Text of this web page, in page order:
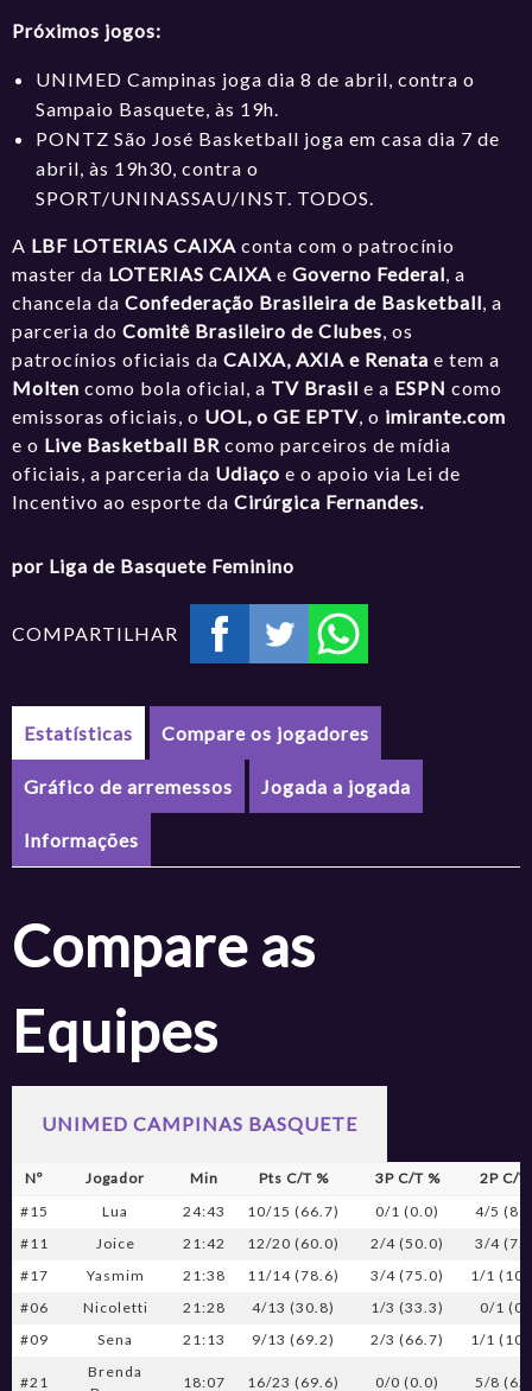
Próximos jogos:
UNIMED Campinas joga dia 8 de abril, contra o
Sampaio Basquete, às 19h.
PONTZ São José Basketball joga em casa dia 7 de
abril, às 19h30, contra o
SPORT/UNINASSAU/INST. TODOS.
A LBF LOTERIAS CAIXAconta com o patrocínio
master da LOTERIAS CAIXA eGoverno Federal, a
chancela daConfederação Brasileira de Basketball, a
parceria do Comitê Brasileiro de Clubes, os
patrocínios oficiais daCAIXA, AXIA e Renata e tem a
Molten como bola oficial, a TV Brasil e a ESPNcomo
emissoras oficiais, o UOL, o GE EPTV, o imirante.com
e o Live Basketball BR como parceiros de mídia
oficiais, a parceria da Udiaço e o apoio via Lei de
Incentivo ao esporte daCirúrgica Fernandes.
por Liga de Basquete Feminino
COMPARTILHAR
Estatísticas Compare os jogadores
Gráfico de arremessos Jogada a jogada
Informações
Compare as
Equipes
UNIMED CAMPINAS BASQUETE
Nº Jogador Min Pts C/T % 3P C/T %
2P C/T
#15
Lua 24:43 10/15 (66.7) 0/1 (0.0)
4/5
#11
Joice 21:42 12/20 (60.0) 2/4 (50.0)
3/4
#17
Yasmim 21:38 11/14 (78.6) 3/4 (75.0)
1/1
#06
Nicoletti 21:28 4/13 (30.8) 1/3 (33.3)
0/1
#09
Sena 21:13 9/13 (69.2) 2/3 (66.7) 1/1
#21
Brenda
18:07 16/23 (69.6) 0/0 (0.0) 5/8